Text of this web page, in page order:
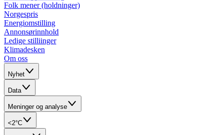
Folk mener (holdninger)
Norgespris
Energiomstilling
Annonsørinnhold
Ledige stilliinger
Klimadesken
Om oss
Nyhet
Data
Meninger og analyse
<2°C